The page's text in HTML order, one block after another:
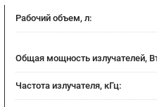
Рабочий объем, л:
Общая мощность излучателей,
Частота излучателя, кГц: